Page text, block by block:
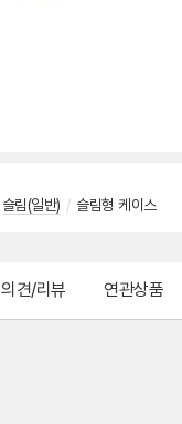
슬림(일반) / 슬림형 케이스
의견/리뷰 연관상품